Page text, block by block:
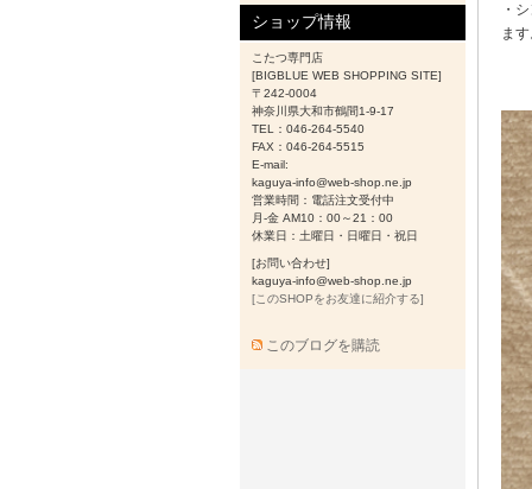
・
ま
ショップ情報
こたつ専門店
[BIGBLUE WEB SHOPPING SITE]
〒242-0004
神奈川県大和市鶴間1-9-17
TEL：046-264-5540
FAX：046-264-5515
E-mail:
kaguya-info@web-shop.ne.jp
営業時間：電話注文受付中
月-金 AM10：00～21：00
休業日：土曜日・日曜日・祝日
[お問い合わせ]
kaguya-info@web-shop.ne.jp
[このSHOPをお友達に紹介する]
このブログを購読